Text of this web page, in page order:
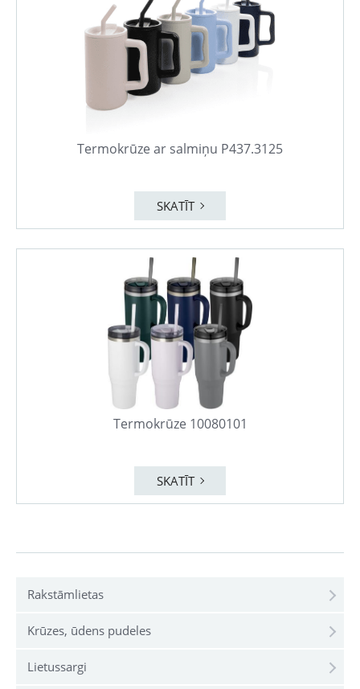
Rakstāmlietas
Krūzes, ūdens pudeles
Lietussargi
Termokrūze ar salmiņu P437.3125
SKATĪT
Termokrūze 10080101
SKATĪT